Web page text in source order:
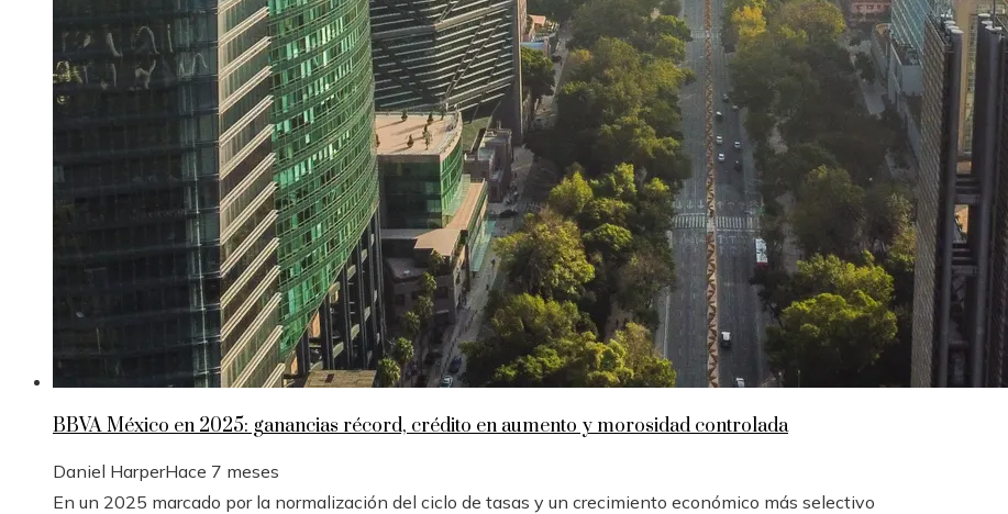
BBVA México en 2025: ganancias récord, crédito en aumento y morosidad controlada
Daniel HarperHace 7 meses
En un 2025 marcado por la normalización del ciclo de tasas y un crecimiento económico más selectivo